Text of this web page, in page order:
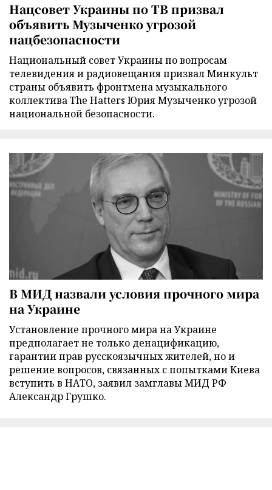
Нацсовет Украины по ТВ призвал
объявить Музыченко угрозой
нацбезопасности
Национальный совет Украины по вопросам
телевидения и радиовещания призвал Минкульт
страны объявить фронтмена музыкального
коллектива The Hatters Юрия Музыченко угрозой
национальной безопасности.
В МИД назвали условия прочного мира
на Украине
Установление прочного мира на Украине
предполагает не только денацификацию,
гарантии прав русскоязычных жителей, но и
решение вопросов, связанных с попытками Киева
вступить в НАТО, заявил замглавы МИД РФ
Александр Грушко.